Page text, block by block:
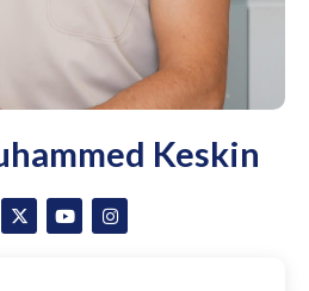
Keskin